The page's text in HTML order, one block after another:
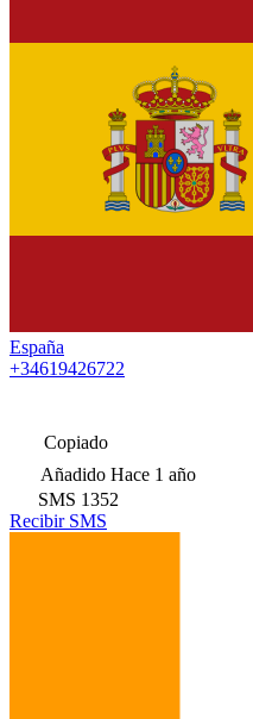
España
+34619426722
Copiado
Añadido Hace 1 año
SMS 1352
Recibir SMS